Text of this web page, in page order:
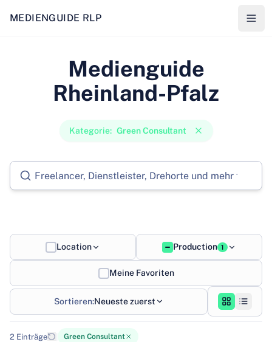
MEDIENGUIDE RLP
Medienguide
Rheinland-Pfalz
Kategorie: Green Consultant
Location Production 1
Meine Favoriten
Sortieren:Neueste zuerst
2 Einträge Green Consultant